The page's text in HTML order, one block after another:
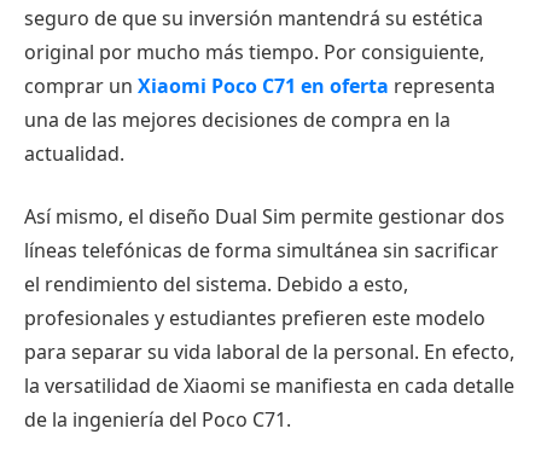
seguro de que su inversión mantendrá su estética
original por mucho más tiempo. Por consiguiente,
comprar un Xiaomi Poco C71 en oferta representa
una de las mejores decisiones de compra en la
actualidad.
Así mismo, el diseño Dual Sim permite gestionar dos
líneas telefónicas de forma simultánea sin sacrificar
el rendimiento del sistema. Debido a esto,
profesionales y estudiantes prefieren este modelo
para separar su vida laboral de la personal. En efecto,
la versatilidad de Xiaomi se manifiesta en cada detalle
de la ingeniería del Poco C71.